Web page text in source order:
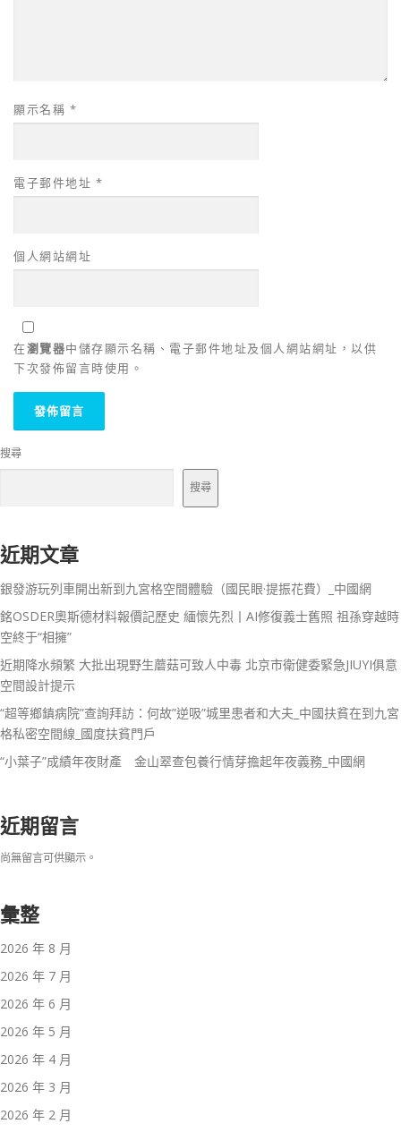
顯示名稱 *
電子郵件地址 *
個人網站網址
在瀏覽器中儲存顯示名稱、電子郵件地址及個人網站網址，以供
下次發佈留言時使用。
搜尋
搜尋
近期文章
銀發游玩列車開出新到九宮格空間體驗（國民眼·提振花費）_中國網
銘OSDER奧斯德材料報價記歷史 緬懷先烈丨AI修復義士舊照 祖孫穿越時
空終于“相擁”
近期降水頻繁 大批出現野生蘑菇可致人中毒 北京市衛健委緊急JIUYI俱意
空間設計提示
“超等鄉鎮病院”查詢拜訪：何故”逆吸”城里患者和大夫_中國扶貧在到九宮
格私密空間線_國度扶貧門戶
“小葉子”成績年夜財產 金山翠查包養行情芽擔起年夜義務_中國網
近期留言
尚無留言可供顯示。
彙整
2026 年 8 月
2026 年 7 月
2026 年 6 月
2026 年 5 月
2026 年 4 月
2026 年 3 月
2026 年 2 月